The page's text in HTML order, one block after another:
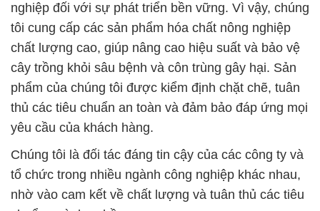
nghiệp đối với sự phát triển bền vững. Vì vậy, chúng
tôi cung cấp các sản phẩm hóa chất nông nghiệp
chất lượng cao, giúp nâng cao hiệu suất và bảo vệ
cây trồng khỏi sâu bệnh và côn trùng gây hại. Sản
phẩm của chúng tôi được kiểm định chặt chẽ, tuân
thủ các tiêu chuẩn an toàn và đảm bảo đáp ứng mọi
yêu cầu của khách hàng.
Chúng tôi là đối tác đáng tin cậy của các công ty và
tổ chức trong nhiều ngành công nghiệp khác nhau,
nhờ vào cam kết về chất lượng và tuân thủ các tiêu